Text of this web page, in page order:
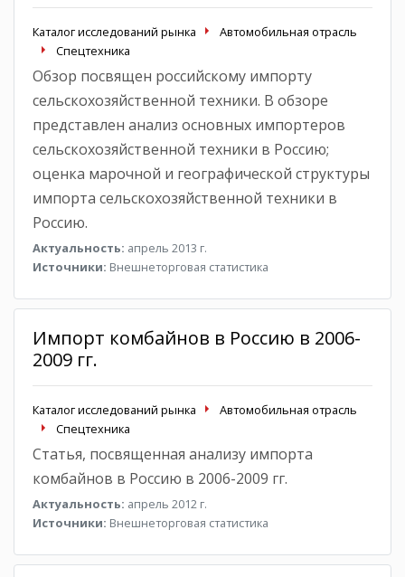
Каталог исследований рынка
Автомобильная отрасль
Спецтехника
Обзор посвящен российскому импорту
сельскохозяйственной техники. В обзоре
представлен анализ основных импортеров
сельскохозяйственной техники в Россию;
оценка марочной и географической структуры
импорта сельскохозяйственной техники в
Россию.
Актуальность: апрель 2013 г.
Источники: Внешнеторговая статистика
Импорт комбайнов в Россию в 2006-
2009 гг.
Каталог исследований рынка
Автомобильная отрасль
Спецтехника
Статья, посвященная анализу импорта
комбайнов в Россию в 2006-2009 гг.
Актуальность: апрель 2012 г.
Источники: Внешнеторговая статистика